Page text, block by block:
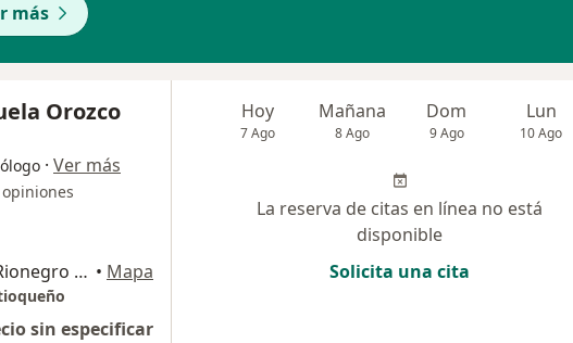
más
Orozco
· Ver más
Clínica Llanogrande km 2 via Rionegro Llanogrande, Rionegro • Mapa
sin especificar
Hoy
7 Ago
Mañana
8 Ago
Dom
9 Ago
Lun
10 Ago
La reserva de citas en línea no está
disponible
Solicita una cita